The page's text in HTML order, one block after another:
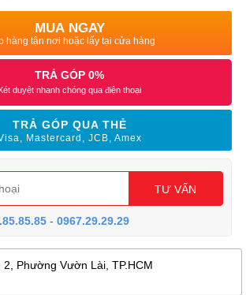
MUA NGAY
hàng tận nơi hoặc lấy tại cửa hàng
TRẢ GÓP 0%
duyệt nhanh chóng qua điện thoại
TRẢ GÓP QUA THẺ
Mastercard, JCB, Amex
TƯ VẤN
-0967.29.29.29
Phường Vườn Lài, TP.HCM